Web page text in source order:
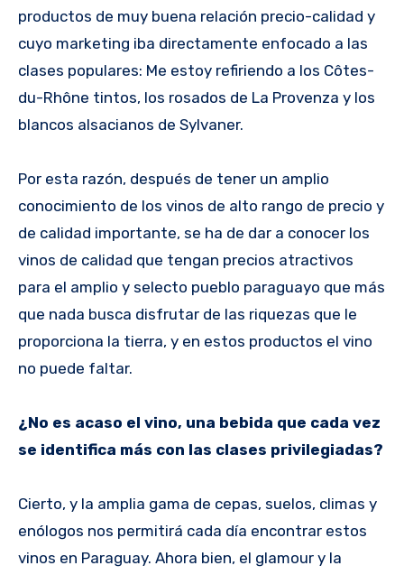
productos de muy buena relación precio-calidad y
cuyo marketing iba directamente enfocado a las
clases populares: Me estoy refiriendo a los Côtes-
du-Rhône tintos, los rosados de La Provenza y los
blancos alsacianos de Sylvaner.
Por esta razón, después de tener un amplio
conocimiento de los vinos de alto rango de precio y
de calidad importante, se ha de dar a conocer los
vinos de calidad que tengan precios atractivos
para el amplio y selecto pueblo paraguayo que más
que nada busca disfrutar de las riquezas que le
proporciona la tierra, y en estos productos el vino
no puede faltar.
¿No es acaso el vino, una bebida que cada vez
se identifica más con las clases privilegiadas?
Cierto, y la amplia gama de cepas, suelos, climas y
enólogos nos permitirá cada día encontrar estos
vinos en Paraguay. Ahora bien, el glamour y la